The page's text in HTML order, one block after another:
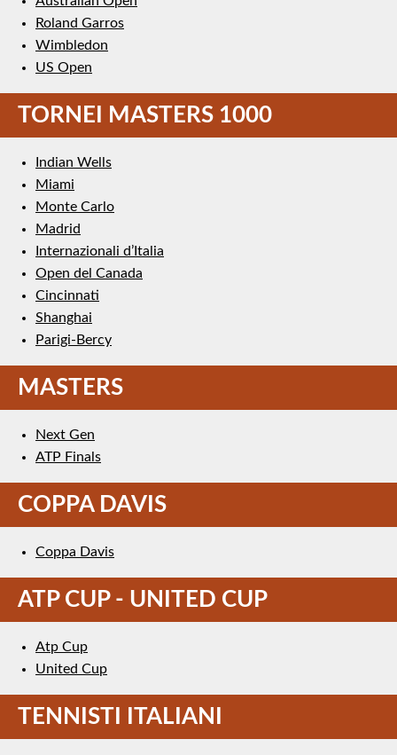
Roland Garros
Wimbledon
US Open
TORNEI MASTERS 1000
Indian Wells
Miami
Monte Carlo
Madrid
Internazionali d’Italia
Open del Canada
Cincinnati
Shanghai
Parigi-Bercy
MASTERS
Next Gen
ATP Finals
COPPA DAVIS
Coppa Davis
ATP CUP - UNITED CUP
Atp Cup
United Cup
TENNISTI ITALIANI